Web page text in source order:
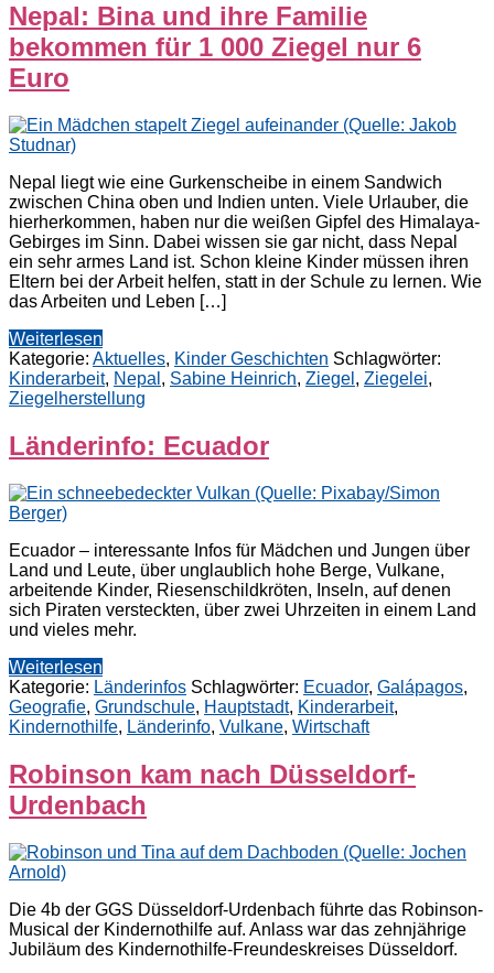
Nepal: Bina und ihre Familie
bekommen für 1 000 Ziegel nur 6
Euro
Nepal liegt wie eine Gurkenscheibe in einem Sandwich
zwischen China oben und Indien unten. Viele Urlauber, die
hierherkommen, haben nur die weißen Gipfel des Himalaya-
Gebirges im Sinn. Dabei wissen sie gar nicht, dass Nepal
ein sehr armes Land ist. Schon kleine Kinder müssen ihren
Eltern bei der Arbeit helfen, statt in der Schule zu lernen. Wie
das Arbeiten und Leben […]
Weiterlesen
Kategorie: Aktuelles, Kinder Geschichten Schlagwörter:
Kinderarbeit, Nepal , Sabine Heinrich, Ziegel , Ziegelei,
Ziegelherstellung
Länderinfo: Ecuador
Ecuador – interessante Infos für Mädchen und Jungen über
Land und Leute, über unglaublich hohe Berge, Vulkane,
arbeitende Kinder, Riesenschildkröten, Inseln, auf denen
sich Piraten versteckten, über zwei Uhrzeiten in einem Land
und vieles mehr.
Weiterlesen
Kategorie: Länderinfos Schlagwörter: Ecuador, Galápagos,
Geografie, Grundschule, Hauptstadt, Kinderarbeit,
Kindernothilfe, Länderinfo, Vulkane, Wirtschaft
Robinson kam nach Düsseldorf-
Urdenbach
Die 4b der GGS Düsseldorf-Urdenbach führte das Robinson-
Musical der Kindernothilfe auf. Anlass war das zehnjährige
Jubiläum des Kindernothilfe-Freundeskreises Düsseldorf.